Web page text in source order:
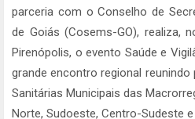
parceria com o Conselho de
de Goiás (Cosems-GO), realiza,
Pirenópolis, o evento Saúde e
grande encontro regional
Sanitárias Municipais das
Norte, Sudoeste, Centro-Sudeste